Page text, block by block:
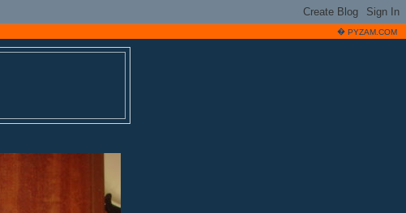
� PYZAM.COM